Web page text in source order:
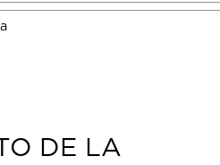
DE LA